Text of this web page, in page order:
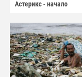
Астерикс - начало